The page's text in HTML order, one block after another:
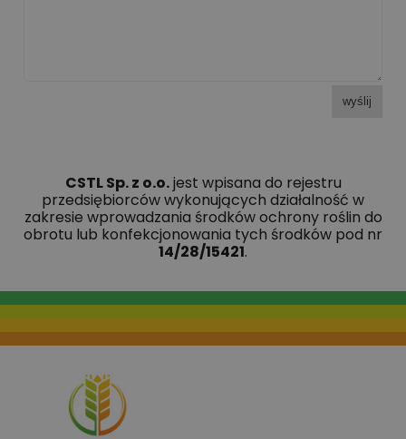
wyślij
CSTL Sp. z o.o.jest wpisana do rejestru
przedsiębiorców wykonujących działalność w
zakresie wprowadzania środków ochrony roślin do
obrotu lub konfekcjonowania tych środków pod nr
14/28/15421.